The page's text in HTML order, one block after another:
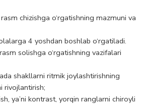
chizishga o‘rgatishning mazmuni va
4 yoshdan boshlab o‘rgatiladi.
solishga o‘rgatishning vazifalari
shakllarni ritmik joylashtirishning
rivojlantirish;
ya’ni kontrast, yorqin ranglarni chiroyli